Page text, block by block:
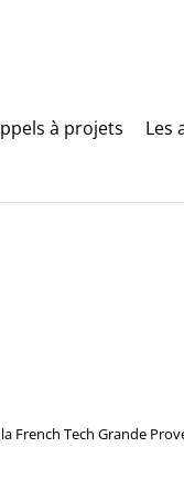
à projets Les
French Tech Grande